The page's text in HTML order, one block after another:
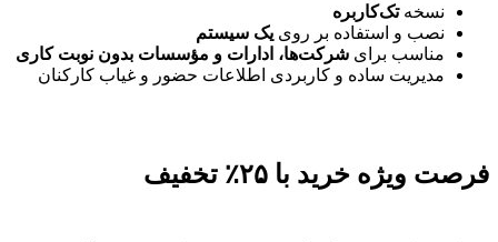
نسخهتک‌کاربره
نصب و استفاده بر روی یک سیستم
مناسب برای شرکت‌ها، ادارات و مؤسسات بدون نوبت کاری
مدیریت ساده و کاربردی اطلاعات حضور و غیاب کارکنان
فرصت ویژه خرید با ۲۵٪ تخفیف